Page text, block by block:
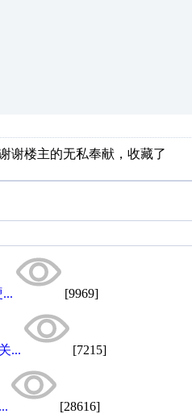
谢楼主的无私奉献，收藏了
[9969]
... [7215]
[28616]